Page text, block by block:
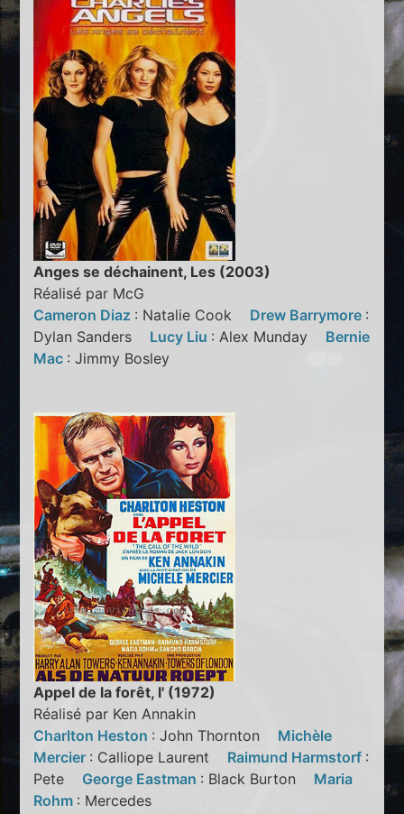
Anges se déchainent, Les (2003)
Réalisé par McG
Cameron Diaz : Natalie Cook Drew Barrymore :
Dylan Sanders Lucy Liu : Alex Munday Bernie
Mac : Jimmy Bosley
Appel de la forêt, l' (1972)
Réalisé par Ken Annakin
Charlton Heston : John Thornton Michèle
Mercier : Calliope Laurent Raimund Harmstorf :
Pete George Eastman : Black Burton Maria
Rohm : Mercedes